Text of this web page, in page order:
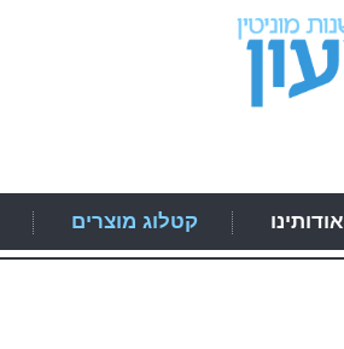
אודותינו קטלוג מוצרים